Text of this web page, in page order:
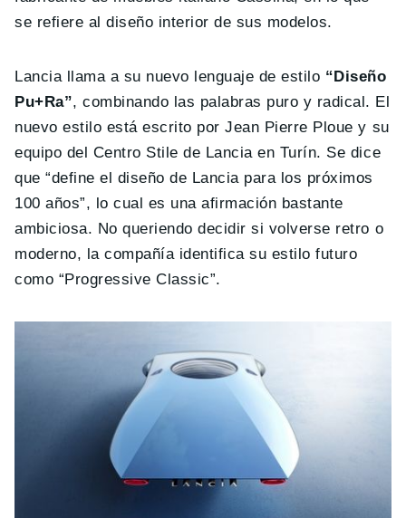
se refiere al diseño interior de sus modelos.
Lancia llama a su nuevo lenguaje de estilo “Diseño
Pu+Ra”, combinando las palabras puro y radical. El
nuevo estilo está escrito por Jean Pierre Ploue y su
equipo del Centro Stile de Lancia en Turín. Se dice
que “define el diseño de Lancia para los próximos
100 años”, lo cual es una afirmación bastante
ambiciosa. No queriendo decidir si volverse retro o
moderno, la compañía identifica su estilo futuro
como “Progressive Classic”.